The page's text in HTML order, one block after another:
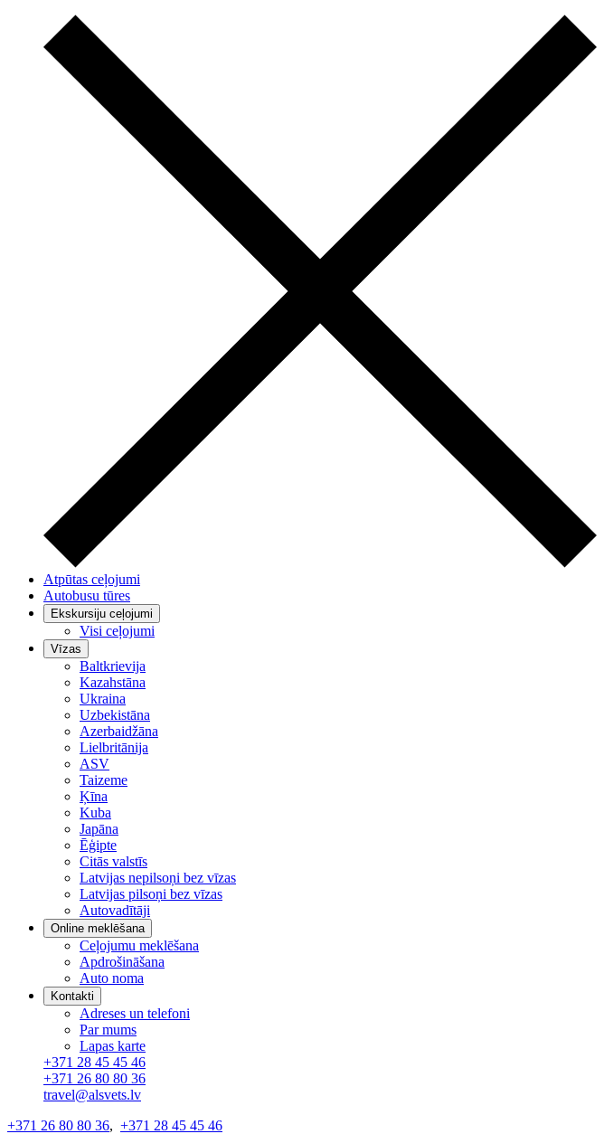
Atpūtas ceļojumi
Autobusu tūres
Ekskursiju ceļojumi
Visi ceļojumi
Vīzas
Baltkrievija
Kazahstāna
Ukraina
Uzbekistāna
Azerbaidžāna
Lielbritānija
ASV
Taizeme
Ķīna
Kuba
Japāna
Ēģipte
Citās valstīs
Latvijas nepilsoņi bez vīzas
Latvijas pilsoņi bez vīzas
Autovadītāji
Online meklēšana
Ceļojumu meklēšana
Apdrošināšana
Auto noma
Kontakti
Adreses un telefoni
Par mums
Lapas karte
+371 28 45 45 46
+371 26 80 80 36
travel@alsvets.lv
+371 26 80 80 36, +371 28 45 45 46